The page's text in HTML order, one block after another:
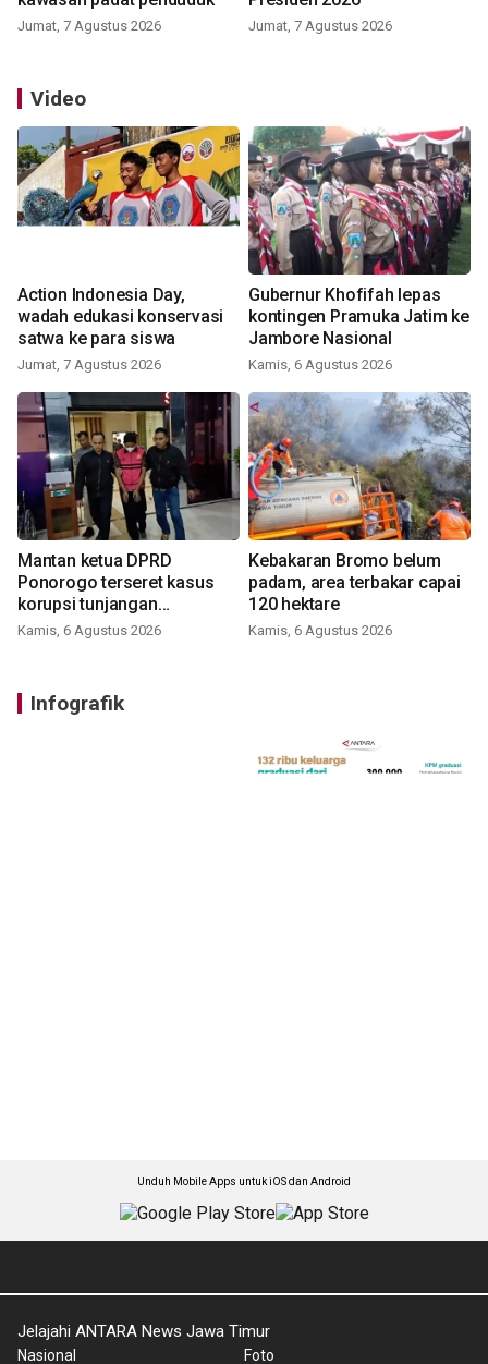
Jumat, 7 Agustus 2026 Jumat, 7 Agustus 2026
Video
Action Indonesia Day,
wadah edukasi konservasi
satwa ke para siswa
Jumat, 7 Agustus 2026
Gubernur Khofifah lepas
kontingen Pramuka Jatim ke
Jambore Nasional
Kamis, 6 Agustus 2026
Mantan ketua DPRD
Ponorogo terseret kasus
korupsi tunjangan
perumahan
Kamis, 6 Agustus 2026
Kebakaran Bromo belum
padam, area terbakar capai
120 hektare
Kamis, 6 Agustus 2026
Infografik
Unduh Mobile Apps untuk iOS dan Android
Jelajahi ANTARA News Jawa Timur
Nasional Foto